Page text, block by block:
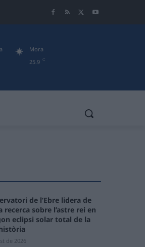
25.9 C
Mora
de l’Ebre lidera de
recerca sobre l’astre rei en
eclipsi solar total de la
de 2026